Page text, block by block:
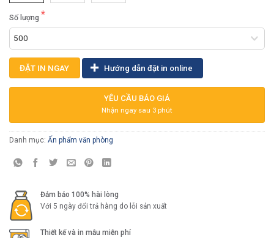
Số lượng
ĐẶT IN NGAY Hướng dẫn đặt in online
YÊU CẦU BÁO GIÁ
Nhận ngay sau 3 phút
Danh mục: Ấn phẩm văn phòng
Đảm bảo 100% hài lòng
Với 5 ngày đổi trả hàng do lỗi sản xuất
Thiết kế và in mẫu miễn phí